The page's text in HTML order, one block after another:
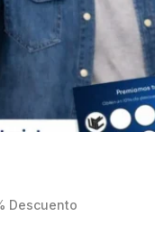
Descuento